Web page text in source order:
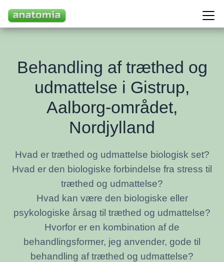
Behandling af træthed og
udmattelse i Gistrup,
Aalborg-området,
Nordjylland
Hvad er træthed og udmattelse biologisk set?
Hvad er den biologiske forbindelse fra stress til
træthed og udmattelse?
Hvad kan være den biologiske eller
psykologiske årsag til træthed og udmattelse?
Hvorfor er en kombination af de
behandlingsformer, jeg anvender, gode til
behandling af træthed og udmattelse?